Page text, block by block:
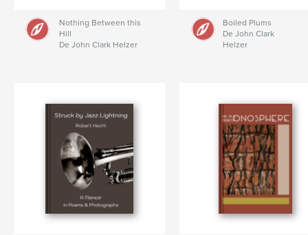
Nothing Between this
Hill
De John Clark Helzer
Boiled Plums
De John Clark
Helzer